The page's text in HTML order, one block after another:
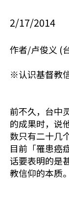
2/17/2014
作者/卢俊义 (
※认识基督教
前不久，台中
的成果时，说
数只有二十几
目前「罹患癌
话要表明的是
教信仰的本质。